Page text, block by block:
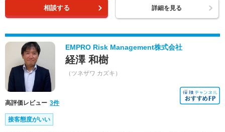
相談する 詳細を見る
EMPRO Risk Management株式会社
経澤 和樹
（ツネザワ カズキ）
高評価レビュー 3件
接客態度がいい